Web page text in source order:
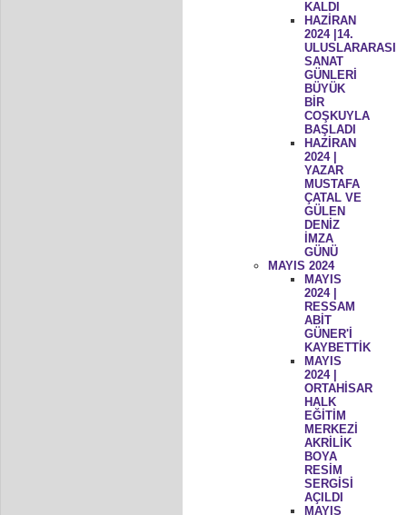
KALDI
HAZİRAN
2024 |14.
ULUSLARARASI
SANAT
GÜNLERİ
BÜYÜK
BİR
COŞKUYLA
BAŞLADI
HAZİRAN
2024 |
YAZAR
MUSTAFA
ÇATAL VE
GÜLEN
DENİZ
İMZA
GÜNÜ
MAYIS 2024
MAYIS
2024 |
RESSAM
ABİT
GÜNER'İ
KAYBETTİK
MAYIS
2024 |
ORTAHİSAR
HALK
EĞİTİM
MERKEZİ
AKRİLİK
BOYA
RESİM
SERGİSİ
AÇILDI
MAYIS